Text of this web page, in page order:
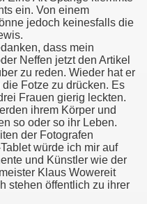
ein. Von einem
jedoch keinesfalls die
dass mein
Neffen jetzt den Artikel
zu reden. Wieder hat er
Fotze zu drücken. Es
Frauen gierig leckten.
ihrem Körper und
so oder so ihr Leben.
der Fotografen
würde ich mir auf
und Künstler wie der
Klaus Wowereit
stehen öffentlich zu ihrer